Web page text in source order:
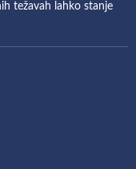
težavah lahko stanje